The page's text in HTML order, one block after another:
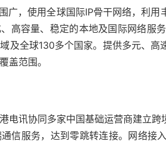
广，使用全球国际IP骨干网络，利
高容量、稳定的本地及国际网络服
及全球130多个国家。提供多元、高
盖范围。
电讯协同多家中国基础运营商建立跨
信服务，达到零跳转连接。网络接